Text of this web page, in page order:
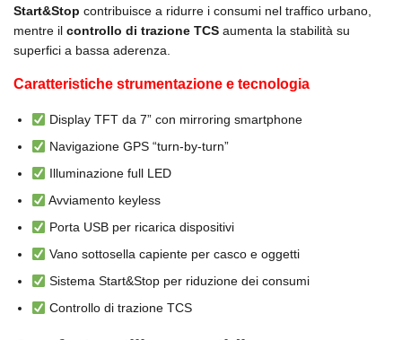
Start&Stop contribuisce a ridurre i consumi nel traffico urbano,
mentre il controllo di trazione TCS aumenta la stabilità su
superfici a bassa aderenza.
Caratteristiche strumentazione e tecnologia
Display TFT da 7” con mirroring smartphone
Navigazione GPS “turn-by-turn”
Illuminazione full LED
Avviamento keyless
Porta USB per ricarica dispositivi
Vano sottosella capiente per casco e oggetti
Sistema Start&Stop per riduzione dei consumi
Controllo di trazione TCS